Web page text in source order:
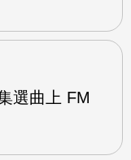
選曲上 FM